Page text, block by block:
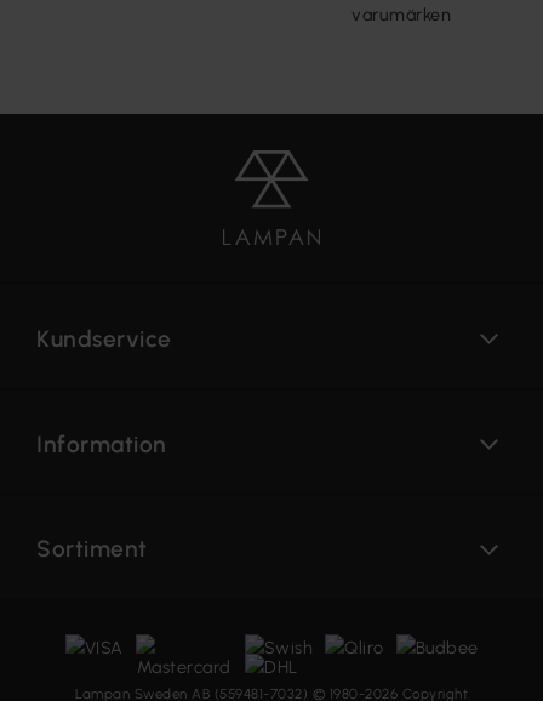
varumärken
Kundservice
Information
Sortiment
Lampan Sweden AB (559481-7032) © 1980-2026 Copyright